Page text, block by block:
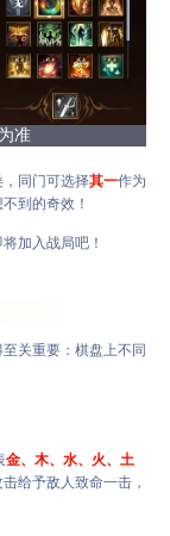
准
，同门可选择其一作为
到的奇效！
加入战局吧！
关重要：棋盘上不同
金、木、水、火、土
给予敌人致命一击，